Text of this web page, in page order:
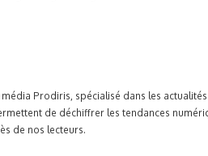
Prodiris, spécialisé dans les
de déchiffrer les tendances
de nos lecteurs.